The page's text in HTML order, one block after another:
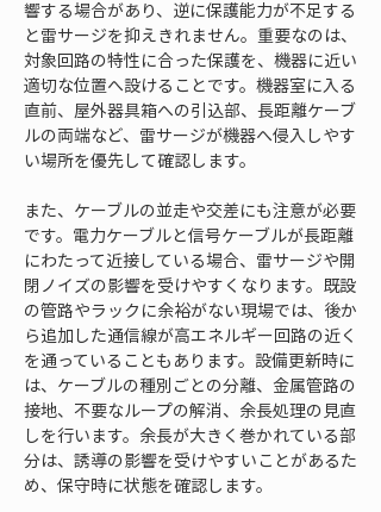
響する場合があり、逆に保護能力が不足する
と雷サージを抑えきれません。重要なのは、
対象回路の特性に合った保護を、機器に近い
適切な位置へ設けることです。機器室に入る
直前、屋外器具箱への引込部、長距離ケーブ
ルの両端など、雷サージが機器へ侵入しやす
い場所を優先して確認します。
また、ケーブルの並走や交差にも注意が必要
です。電力ケーブルと信号ケーブルが長距離
にわたって近接している場合、雷サージや開
閉ノイズの影響を受けやすくなります。既設
の管路やラックに余裕がない現場では、後か
ら追加した通信線が高エネルギー回路の近く
を通っていることもあります。設備更新時に
は、ケーブルの種別ごとの分離、金属管路の
接地、不要なループの解消、余長処理の見直
しを行います。余長が大きく巻かれている部
分は、誘導の影響を受けやすいことがあるた
め、保守時に状態を確認します。